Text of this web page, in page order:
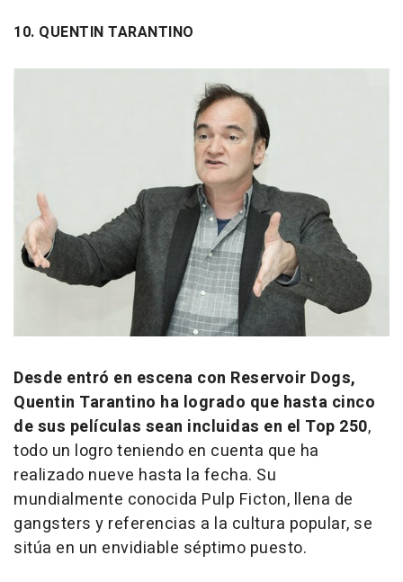
10. QUENTIN TARANTINO
Desde entró en escena con Reservoir Dogs,
Quentin Tarantino ha logrado que hasta cinco
de sus películas sean incluidas en el Top 250,
todo un logro teniendo en cuenta que ha
realizado nueve hasta la fecha. Su
mundialmente conocida Pulp Ficton, llena de
gangsters y referencias a la cultura popular, se
sitúa en un envidiable séptimo puesto.